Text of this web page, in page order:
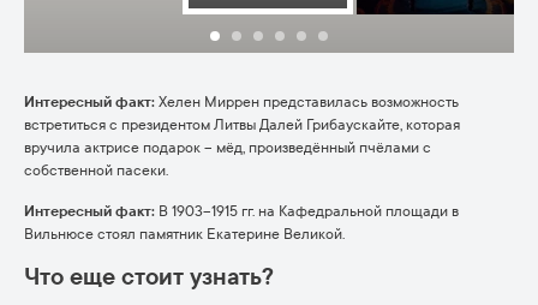
Library
Интересный факт: Хелен Миррен представилась возможность
встретиться с президентом Литвы Далей Грибаускайте, которая
вручила актрисе подарок – мёд, произведённый пчёлами с
собственной пасеки.
Интересный факт: В 1903–1915 гг. на Кафедральной площади в
Вильнюсе стоял памятник Екатерине Великой.
Что еще стоит узнать?